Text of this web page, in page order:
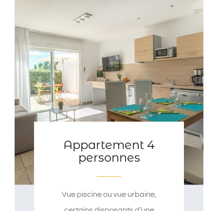
Appartement 4
personnes
Vue piscine ou vue urbaine,